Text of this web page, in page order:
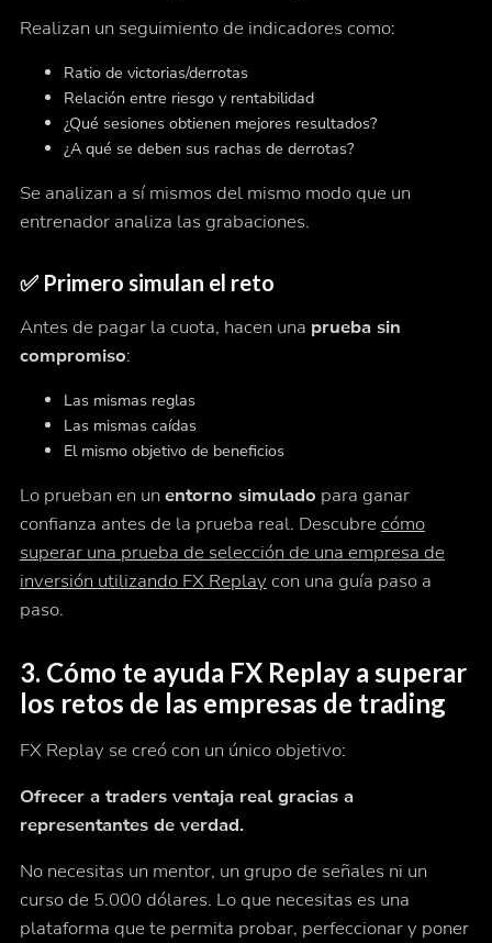
Realizan un seguimiento de indicadores como:
Ratio de victorias/derrotas
Relación entre riesgo y rentabilidad
¿Qué sesiones obtienen mejores resultados?
¿A qué se deben sus rachas de derrotas?
Se analizan a sí mismos del mismo modo que un
entrenador analiza las grabaciones.
✅ Primero simulan el reto
Antes de pagar la cuota, hacen una prueba sin
compromiso:
Las mismas reglas
Las mismas caídas
El mismo objetivo de beneficios
Lo prueban en un entorno simulado para ganar
confianza antes de la prueba real. Descubre cómo
superar una prueba de selección de una empresa de
inversión utilizando FX Replay con una guía paso a
paso.
3. Cómo te ayuda FX Replay a superar
los retos de las empresas de trading
FX Replay se creó con un único objetivo:
Ofrecer a traders ventaja real gracias a
representantes de verdad.
No necesitas un mentor, un grupo de señales ni un
curso de 5.000 dólares. Lo que necesitas es una
plataforma que te permita probar, perfeccionar y poner